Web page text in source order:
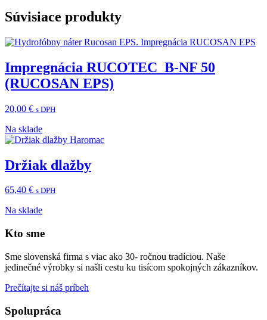
Súvisiace produkty
Impregnácia RUCOTEC B-NF 50
(RUCOSAN EPS)
20,00€ s DPH
Na sklade
Držiak dlažby
65,40€ s DPH
Na sklade
Kto sme
Sme slovenská firma s viac ako 30- ročnou tradíciou. Naše
jedinečné výrobky si našli cestu ku tisícom spokojných zákazníkov.
Prečítajte si náš príbeh
Spolupráca